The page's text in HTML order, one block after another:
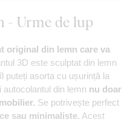
- Urme de lup
original din lemn care va
3D este sculptat din lemn
puteți asorta cu ușurință la
autocolantul din lemn nu doar
Se potrivește perfect
sau minimaliste. Acest